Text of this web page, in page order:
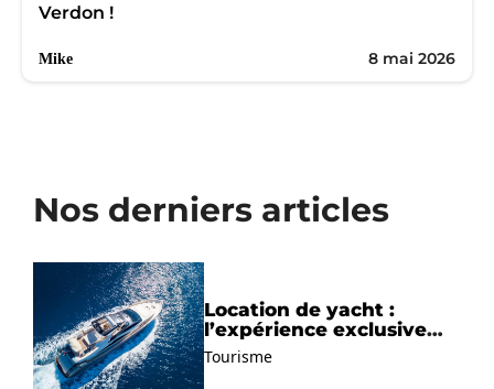
Verdon !
Mike 8 mai 2026
Nos derniers articles
Location de yacht :
l’expérience exclusive
pour découvrir la
Méditerranée autrement
Tourisme